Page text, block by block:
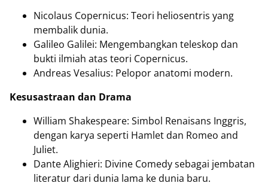
Nicolaus Copernicus: Teori heliosentris yang
membalik dunia.
Galileo Galilei: Mengembangkan teleskop dan
bukti ilmiah atas teori Copernicus.
Andreas Vesalius: Pelopor anatomi modern.
Kesusastraan dan Drama
William Shakespeare: Simbol Renaisans Inggris,
dengan karya seperti Hamlet dan Romeo and
Juliet.
Dante Alighieri: Divine Comedy sebagai jembatan
literatur dari dunia lama ke dunia baru.